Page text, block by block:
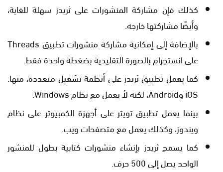
كذلك فإن مشاركة المنشورات على ثريدز سهلة للغاية،
وأيضًا مشاركتها خارجه.
بالإضافة إلى إمكانية مشاركة منشورات تطبيق Threads
على انستجرام بالصورة التقليدية بضغطة واحدة فقط.
كما يعمل تطبيق ثريدز على أنظمة تشغيل متعددة، منها:
iOS وAndroid، لكنه لأ يعمل مع نظام Windows.
بينما يعمل تطبيق تويتر على أجهزة الكمبيوتر على نظام
ويندوز، وكذلك يعمل مع متصفحات ويب.
كما يسمح ثريدز بإنشاء منشورات كتابية بطول للمنشور
الواحد يصل إلى 500 حرف.